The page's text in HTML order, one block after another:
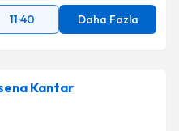
11:40 Daha Fazla
Kantar